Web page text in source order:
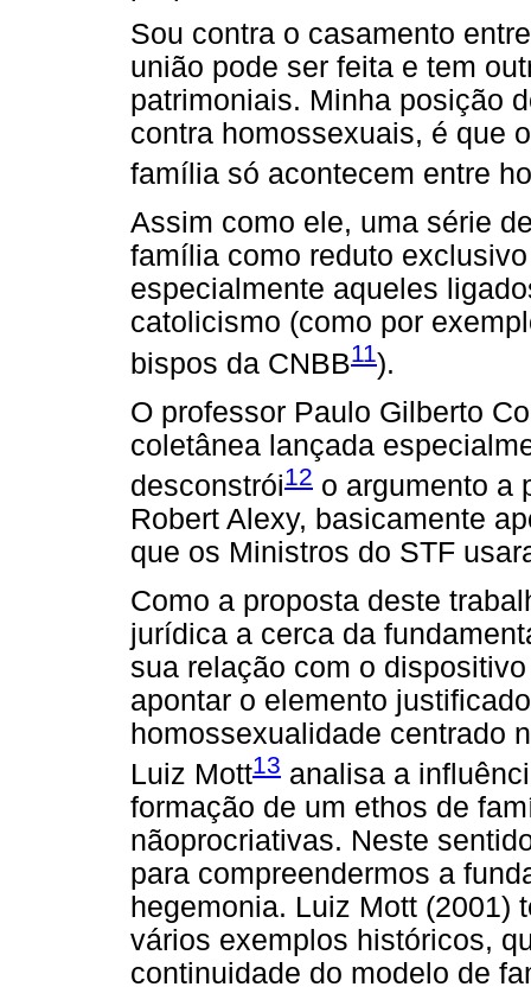
Sou contra o casamento
união pode ser feita e tem
patrimoniais. Minha posição
contra homossexuais, é que
família só acontecem entre
Assim como ele, uma série
família como reduto
especialmente aqueles
catolicismo (como por
bispos da CNBB11).
O professor Paulo Gilberto
coletânea lançada
desconstrói12 o argumento a
Robert Alexy, basicamente
que os Ministros do STF
Como a proposta deste
jurídica a cerca da
sua relação com o
apontar o elemento
homossexualidade centrado
Luiz Mott13 analisa a
formação de um ethos de
nãoprocriativas. Neste
para compreendermos a
hegemonia. Luiz Mott (2001)
vários exemplos históricos,
continuidade do modelo de